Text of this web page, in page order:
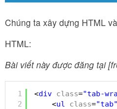
Chúng ta xây dựng HTML
HTML:
Bài viết này được đăng tại
1
2
<div class="tab-
<ul class="tab"